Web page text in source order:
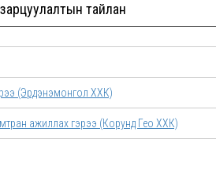
тайлан
(Эрдэнэмонгол ХХК)
ажиллах гэрээ (Корунд Гео ХХК)